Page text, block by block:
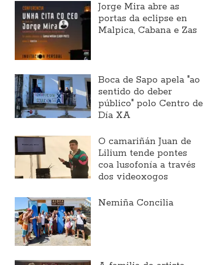
Jorge Mira abre as
portas da eclipse en
Malpica, Cabana e Zas
Boca de Sapo apela "ao
sentido do deber
público" polo Centro de
Día XA
O camariñán Juan de
Lilium tende pontes
coa lusofonía a través
dos videoxogos
Nemiña Concilia